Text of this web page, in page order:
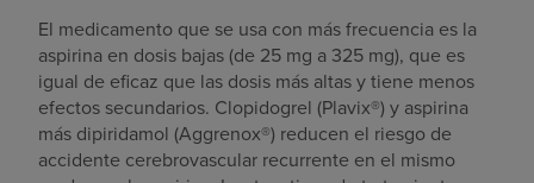
El medicamento que se usa con más frecuencia es la
aspirina en dosis bajas (de 25 mg a 325 mg), que es
igual de eficaz que las dosis más altas y tiene menos
efectos secundarios. Clopidogrel (Plavix®) y aspirina
más dipiridamol (Aggrenox®) reducen el riesgo de
accidente cerebrovascular recurrente en el mismo